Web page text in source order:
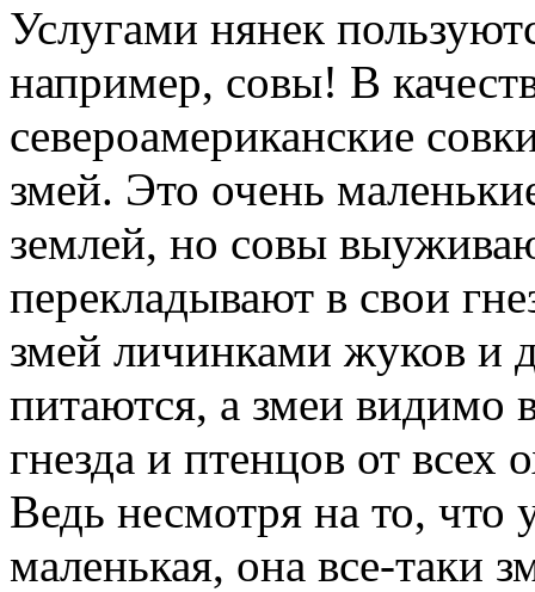
Услугами нянек
например, совы! В
североамериканские
змей. Это очень
землей, но совы
перекладывают в свои
змей личинками жуков и
питаются, а змеи видимо
гнезда и птенцов от
Ведь несмотря на то, что
маленькая, она все-таки